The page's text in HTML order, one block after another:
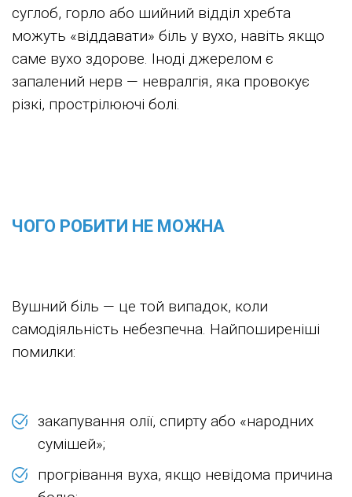
суглоб, горло або шийний відділ хребта
можуть «віддавати» біль у вухо, навіть якщо
саме вухо здорове. Іноді джерелом є
запалений нерв — невралгія, яка провокує
різкі, прострілюючі болі.
ЧОГО РОБИТИ НЕ МОЖНА
Вушний біль — це той випадок, коли
самодіяльність небезпечна. Найпоширеніші
помилки:
закапування олії, спирту або «народних
сумішей»;
прогрівання вуха, якщо невідома причина